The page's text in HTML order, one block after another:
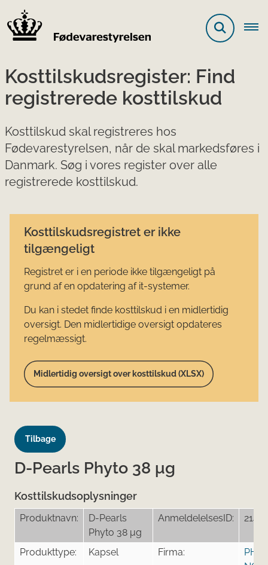
Kosttilskudsregister: Find
registrerede kosttilskud
Kosttilskud skal registreres hos
Fødevarestyrelsen, når de skal markedsføres i
Danmark. Søg i vores register over alle
registrerede kosttilskud.
Kosttilskudsregistret er ikke
tilgængeligt
Registret er i en periode ikke tilgængeligt på
grund af en opdatering af it-systemer.
Du kan i stedet finde kosttilskud i en midlertidig
oversigt. Den midlertidige oversigt opdateres
regelmæssigt.
Midlertidig oversigt over kosttilskud (XLSX)
Tilbage
D-Pearls Phyto 38 μg
Kosttilskudsoplysninger
Produktnavn:
D-Pearls
Phyto 38 μg
AnmeldelelsesID:
Produkttype: Kapsel Firma: